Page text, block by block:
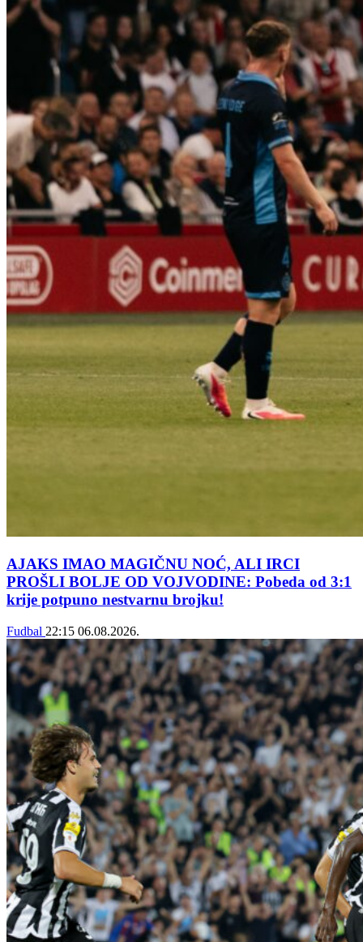
AJAKS IMAO MAGIČNU NOĆ, ALI IRCI
PROŠLI BOLJE OD VOJVODINE: Pobeda od 3:1
krije potpuno nestvarnu brojku!
Fudbal 22:15 06.08.2026.